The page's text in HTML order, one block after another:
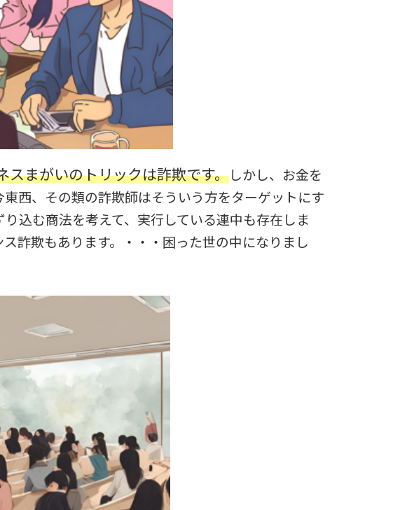
スまがいのトリックは詐欺です。しかし、お金を
西、その類の詐欺師はそういう方をターゲットにす
込む商法を考えて、実行している連中も存在しま
詐欺もあります。・・・困った世の中になりまし